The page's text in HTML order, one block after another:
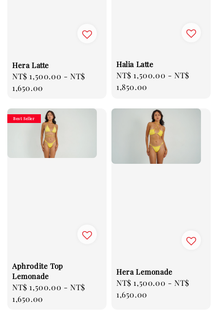
Hera Latte
Regular
price
NT$ 1,500.00 -NT$
1,650.00
Halia Latte
Regular
price
NT$ 1,500.00 -NT$
1,850.00
Best Seller
Aphrodite Top
Lemonade
Regular
price
NT$ 1,500.00 -NT$
1,650.00
Hera Lemonade
Regular
price
NT$ 1,500.00 -NT$
1,650.00